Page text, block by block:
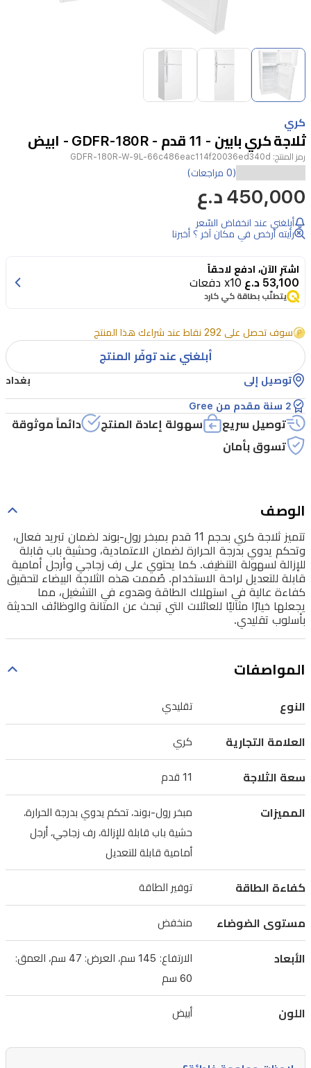
Item
1
of
3
كري
ثلاجة كري بابين - 11 قدم - GDFR-180R - ابيض
رمز المنتج: GDFR-180R-W-9L-66c486eac114f20036ed340d
ثلاجة
كري
بحجم
قدم
بمبخر
بوند
لضمان
تبريد
وتحكم
يدوي
بدرجة
الاعتمادية،
وحشية
باب
قابلة
للإزالة
لسهولة
التنظيف.
كما
على
رف
زجاجي
قابلة
الاستخدام.
صُممت
الثلاجة
البيضاء
كفاءة
عالية
(0 مراجعات)
450,000 د.ع
أبلغني عند انخفاض السّعر
رأيته أرخص في مكان آخر ؟ أخبرنا
اشترِ الآن، ادفع لاحقاً
53,100 د.ع x10 دفعات
يتطلّب بطاقة كي كارد
سوف تحصل على 292 نقاط عند شراءك هذا المنتج
أبلغني عند توفّر المنتج
توصيل إلى بغداد
2 سنة مقدم من Gree
توصيل سريع سهولة إعادة المنتج
دائماً موثوقة
تسوق بأمان
الوصف
تتميز ثلاجة كري بحجم 11 قدم بمبخر رول-بوند لضمان تبريد فعال،
وتحكم يدوي بدرجة الحرارة لضمان الاعتمادية، وحشية باب قابلة
للإزالة لسهولة التنظيف. كما يحتوي على رف زجاجي وأرجل أمامية
قابلة للتعديل لراحة الاستخدام. صُممت هذه الثلاجة البيضاء لتحقيق
كفاءة عالية في استهلاك الطاقة وهدوء في التشغيل، مما
يجعلها خيارًا مثاليًا للعائلات التي تبحث عن المتانة والوظائف الحديثة
بأسلوب تقليدي.
المواصفات
النوع تقليدي
العلامة التجارية كري
سعة الثلاجة 11 قدم
المميزات
مبخر رول-بوند، تحكم يدوي بدرجة الحرارة،
حشية باب قابلة للإزالة، رف زجاجي، أرجل
أمامية قابلة للتعديل
كفاءة الطاقة توفير الطاقة
مستوى الضوضاء منخفض
الأبعاد
الارتفاع: 145 سم، العرض: 47 سم، العمق:
60 سم
اللون أبيض